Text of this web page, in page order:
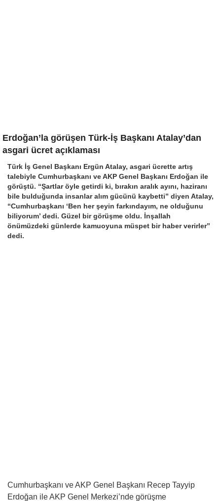
Erdoğan’la görüşen Türk-İş Başkanı Atalay’dan
asgari ücret açıklaması
Türk İş Genel Başkanı Ergün Atalay, asgari ücrette artış
talebiyle Cumhurbaşkanı ve AKP Genel Başkanı Erdoğan ile
görüştü. “Şartlar öyle getirdi ki, bırakın aralık ayını, haziranı
bile bulduğunda insanlar alım gücünü kaybetti” diyen Atalay,
“Cumhurbaşkanı ‘Ben her şeyin farkındayım, ne olduğunu
biliyorum’ dedi. Güzel bir görüşme oldu. İnşallah
önümüzdeki günlerde kamuoyuna müspet bir haber verirler”
dedi.
Cumhurbaşkanı ve AKP Genel Başkanı Recep Tayyip
Erdoğan ile AKP Genel Merkezi’nde görüşme